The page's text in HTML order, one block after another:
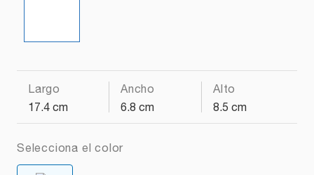
Largo
17.4 cm
Ancho
6.8 cm
Alto
8.5 cm
Selecciona el color